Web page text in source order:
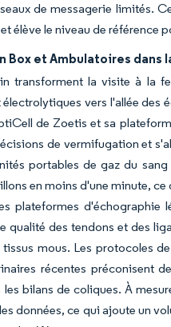
de messagerie limités.
élève le niveau de référence
Box et Ambulatoires dans
transforment la visite à la
vers l'allée des
de Zoetis et sa
de vermifugation et
portables de gaz du
en moins d'une minute,
plateformes
qualité des tendons et des
mous. Les protocoles
récentes préconisent
bilans de coliques. À
données, ce qui ajoute un